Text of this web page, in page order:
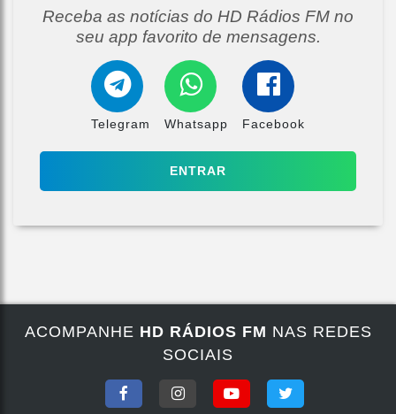
Receba as notícias do HD Rádios FM no
seu app favorito de mensagens.
Telegram Whatsapp Facebook
ENTRAR
ACOMPANHE HD RÁDIOS FM NAS REDES
SOCIAIS